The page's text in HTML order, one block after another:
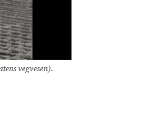
vegvesen).